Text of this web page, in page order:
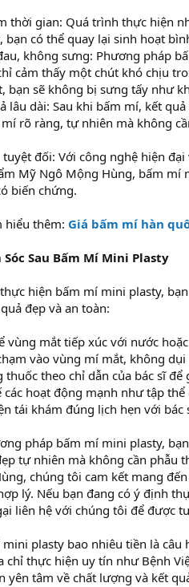
thời gian: Quá trình thực hiện
bạn có thể quay lại sinh hoạt
không sưng: Phương pháp
cảm thấy một chút khó chịu
bạn sẽ không bị sưng tấy như
lâu dài: Sau khi bấm mí, kết
rõ ràng, tự nhiên mà không
đối: Với công nghệ hiện đại
Mỹ Ngô Mộng Hùng, bấm mí
biến chứng.
hiểu thêm: Giá bấm mí hàn
Sóc Sau Bấm Mí Mini Plasty
hiện bấm mí mini plasty,
đẹp và an toàn:
vùng mắt tiếp xúc với nước
vào vùng mí mắt, không dụi
thuốc theo chỉ dẫn của bác sĩ để
các hoạt động mạnh như tập
tái khám đúng lịch hẹn với bác
pháp bấm mí mini plasty,
tự nhiên mà không cần phẫu
chúng tôi cam kết mang
lý. Nếu bạn đang có ý định
liên hệ với chúng tôi để được
mini plasty bao nhiêu tiền là
chỉ thực hiện uy tín như Bệnh
yên tâm về chất lượng và kết